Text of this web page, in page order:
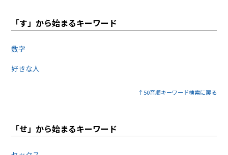
「す」から始まるキーワード
数字
好きな人
↑50音順キーワード検索に戻る
「せ」から始まるキーワード